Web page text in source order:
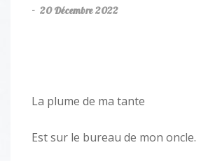
- 20 Décembre 2022
La plume de ma tante
Est sur le bureau de mon oncle.